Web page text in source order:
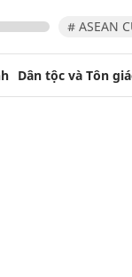
# ASEAN
Dân tộc và Tôn